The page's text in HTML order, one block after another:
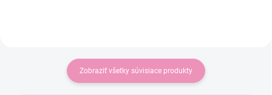
Zobraziť všetky súvisiace produkty